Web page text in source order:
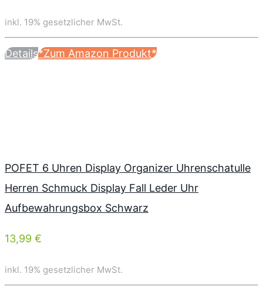
inkl. 19% gesetzlicher MwSt.
Details*Zum Amazon Produkt*
POFET 6 Uhren Display Organizer Uhrenschatulle
Herren Schmuck Display Fall Leder Uhr
Aufbewahrungsbox Schwarz
13,99 €
inkl. 19% gesetzlicher MwSt.